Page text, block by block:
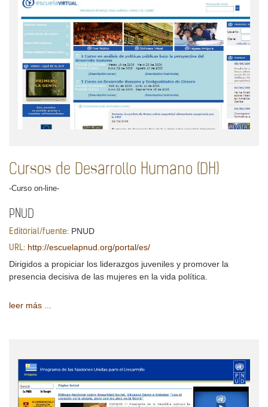
Cursos de Desarrollo Humano (DH)
-Curso on-line-
PNUD
Editorial/fuente: PNUD
URL: http://escuelapnud.org/portal/es/
Dirigidos a propiciar los liderazgos juveniles y promover la
presencia decisiva de las mujeres en la vida política.
leer más ...